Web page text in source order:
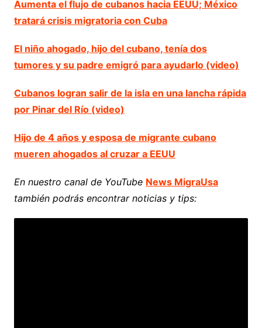
Aumenta el flujo de cubanos hacia EEUU; México
tratará crisis migratoria con Cuba
El niño ahogado, hijo del cubano, tenía dos
tumores y su padre emigró para ayudarlo (video)
Cubanos logran salir de la isla en una lancha rápida
por Pinar del Río (video)
Hijo de 4 años y esposa de migrante cubano
mueren ahogados al cruzar a EEUU
En nuestro canal de YouTube News MigraUsa
también podrás encontrar noticias y tips: